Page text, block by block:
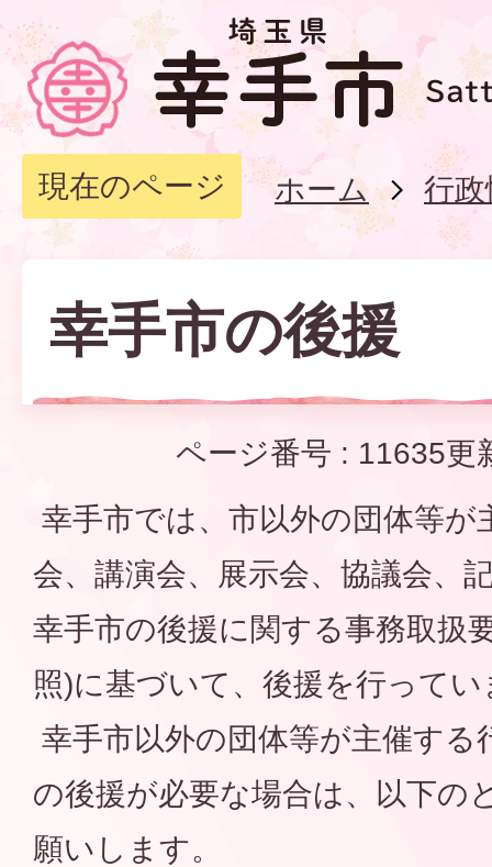
現在のページ ホーム 行
幸手市の後援
ページ番号 : 11635更
幸手市では、市以外の団体等が
会、講演会、展示会、協議会、
幸手市の後援に関する事務取扱
照)に基づいて、後援を行ってい
幸手市以外の団体等が主催する
の後援が必要な場合は、以下の
願いします。